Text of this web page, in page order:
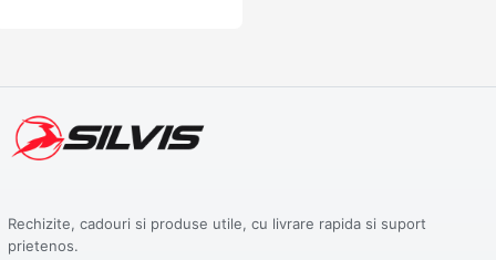
Rechizite, cadouri si produse utile, cu livrare rapida si suport
prietenos.